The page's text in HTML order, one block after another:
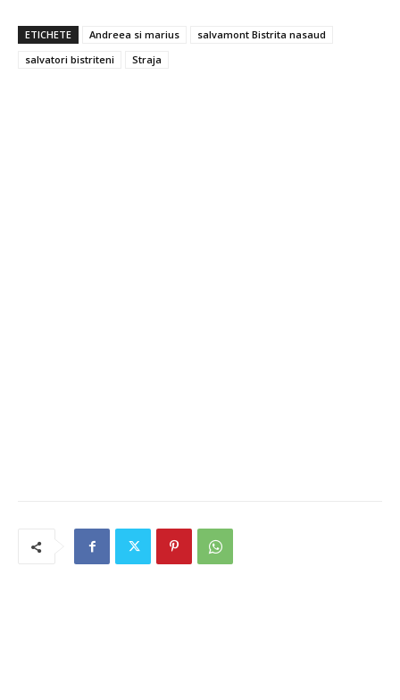
ETICHETE Andreea si marius
salvamont Bistrita nasaud
salvatori bistriteni
Straja